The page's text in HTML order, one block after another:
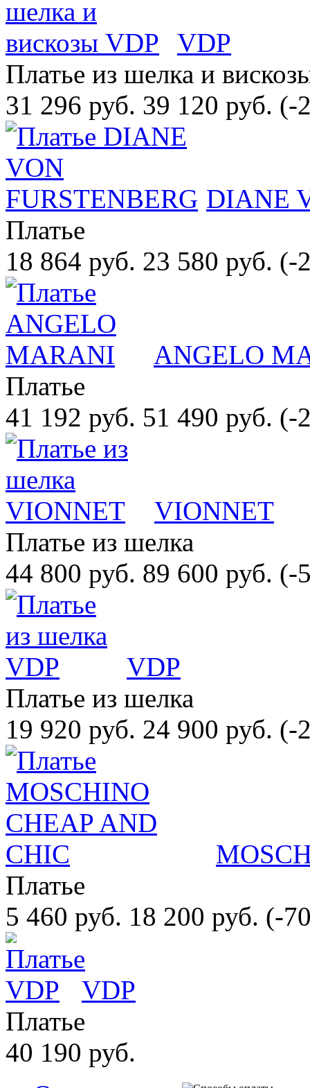
VDP
Платье из шелка и
31 296 руб. 39 120 руб. (-
DIANE
Платье
18 864 руб. 23 580 руб. (-
ANGELO
Платье
41 192 руб. 51 490 руб. (-
VIONNET
Платье из шелка
44 800 руб. 89 600 руб. (-
VDP
Платье из шелка
19 920 руб. 24 900 руб. (-
Платье
5 460 руб. 18 200 руб. (-
VDP
Платье
40 190 руб.